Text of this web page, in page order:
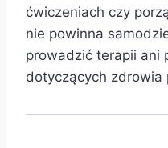
ćwiczeniach czy
nie powinna
prowadzić terapii ani
dotyczących zdrowia